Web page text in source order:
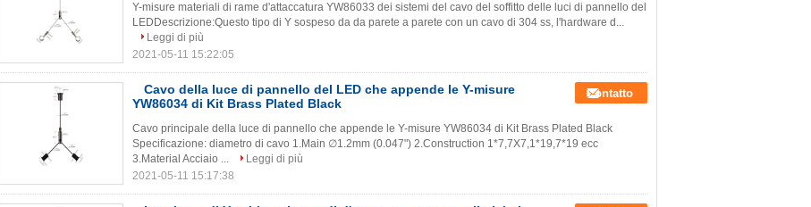
Y-misure materiali di rame d'attaccatura YW86033 dei sistemi del cavo del soffitto delle luci di pannello del
LEDDescrizione:Questo tipo di Y sospeso da da parete a parete con un cavo di 304 ss, l'hardware d...
Leggi di più
2021-05-11 15:22:05
Cavo della luce di pannello del LED che appende le Y-misure
YW86034 di Kit Brass Plated Black
Contatto
Cavo principale della luce di pannello che appende le Y-misure YW86034 di Kit Brass Plated Black
Specificazione: diametro di cavo 1.Main ∅1.2mm (0.047") 2.Construction 1*7,7X7,1*19,7*19 ecc
3.Material Acciaio ...
Leggi di più
2021-05-11 15:17:38